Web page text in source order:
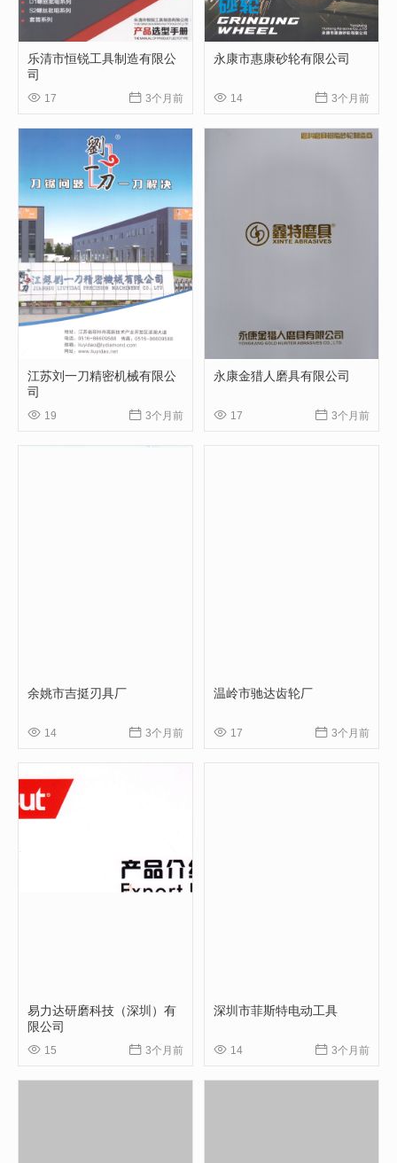
乐清市恒锐工具制造有限公
司
 17  3个月前
永康市惠康砂轮有限公司
 14  3个月前
江苏刘一刀精密机械有限公
司
 19  3个月前
永康金猎人磨具有限公司
 17  3个月前
余姚市吉挺刃具厂
 14  3个月前
温岭市驰达齿轮厂
 17  3个月前
易力达研磨科技（深圳）有
限公司
 15  3个月前
深圳市菲斯特电动工具
 14  3个月前